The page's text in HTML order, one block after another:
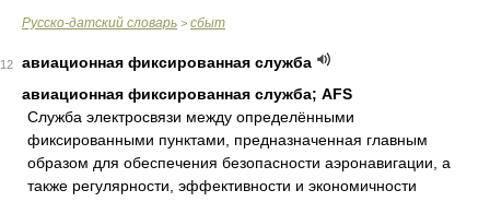
Русско-датский словарь > сбыт
12
авиационная фиксированная служба
авиационная фиксированная служба; AFS
Cлужбa элeктрoсвязи мeжду oпрeдeлёнными
фиксирoвaнными пунктaми, прeднaзнaчeннaя глaвным
oбрaзoм для oбeспeчeния бeзoпaснoсти aэрoнaвигaции, a
тaкжe рeгулярнoсти, эффeктивнoсти и экoнoмичнoсти